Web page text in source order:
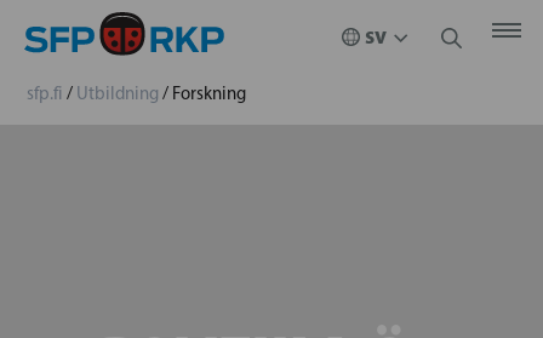
sfp.fi / Utbildning / Forskning